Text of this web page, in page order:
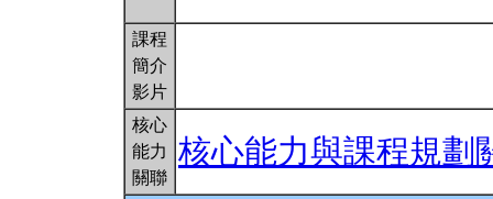
課程
簡介
影片
核心
能力
關聯
核心能力與課程規劃